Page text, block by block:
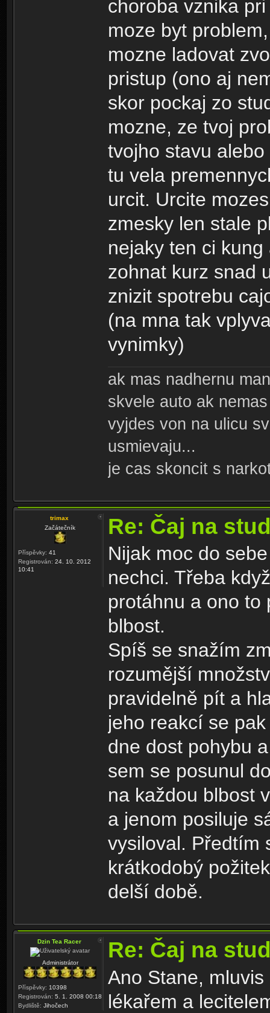
choroba vznika
moze byt
mozne ladovat
pristup (ono aj
skor pockaj zo
mozne, ze tvoj
tvojho stavu
tu vela
urcit. Urcite
zmesky len stale
nejaky ten ci
zohnat kurz snad
znizit spotrebu
(na mna tak
vynimky)
ak mas nadhernu
skvele auto ak
vyjdes von na ulicu
usmievaju...
je cas skoncit s
trimax
Začátečník
Příspěvky: 41
Registrován: 24. 10. 2012
10:41
Re: Čaj na
Nijak moc do
nechci. Třeba
protáhnu a ono to
blbost.
Spíš se snažím
rozumější
pravidelně pít a
jeho reakcí se
dne dost pohybu
sem se posunul
na každou blbost
a jenom posiluje
vysiloval. Předtím
krátkodobý
delší době.
Dzin Tea Racer
Administrátor
Příspěvky: 10398
Registrován: 5. 1. 2008 00:18
Bydliště: Jihočech
Re: Čaj na
Ano Stane,
lékařem a